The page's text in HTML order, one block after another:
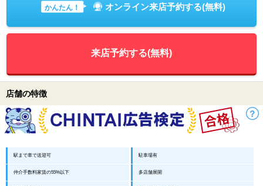
かんたん！ オンライン来店予約する(無料)
来店予約する(無料)
店舗の特徴
駅まで車で送迎可 駐車場有
仲介手数料家賃の55%以下 多店舗展開